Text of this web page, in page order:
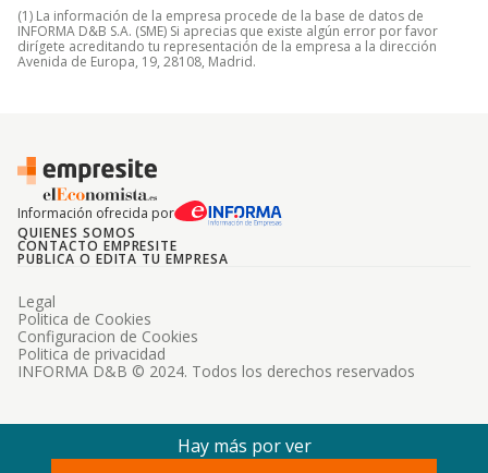
(1) La información de la empresa procede de la base de datos de
INFORMA D&B S.A. (SME) Si aprecias que existe algún error por favor
dirígete acreditando tu representación de la empresa a la dirección
Avenida de Europa, 19, 28108, Madrid.
Información ofrecida por
QUIENES SOMOS
CONTACTO EMPRESITE
PUBLICA O EDITA TU EMPRESA
INFORMA D&B © 2024. Todos los derechos reservados
Legal
Politica de Cookies
Configuracion de Cookies
Politica de privacidad
Hay más por ver